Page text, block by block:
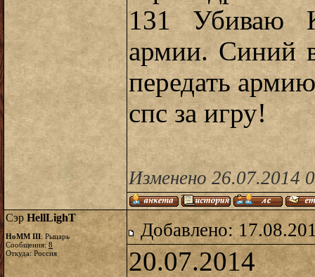
131 Убиваю
армии. Синий
передать
спс за игру!
Изменено 26.07.2014
Сэр HellLighT
HoMM III: Рыцарь
Сообщения:8
Откуда: Россия
Добавлено:
20.07.2014